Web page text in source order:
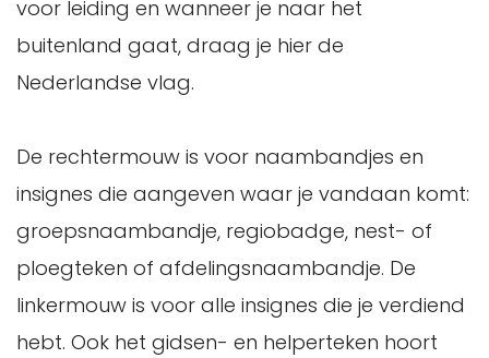
voor leiding en wanneer je naar het
buitenland gaat, draag je hier de
Nederlandse vlag.
De rechtermouw is voor naambandjes en
insignes die aangeven waar je vandaan komt:
groepsnaambandje, regiobadge, nest- of
ploegteken of afdelingsnaambandje. De
linkermouw is voor alle insignes die je verdiend
hebt. Ook het gidsen- en helperteken hoort